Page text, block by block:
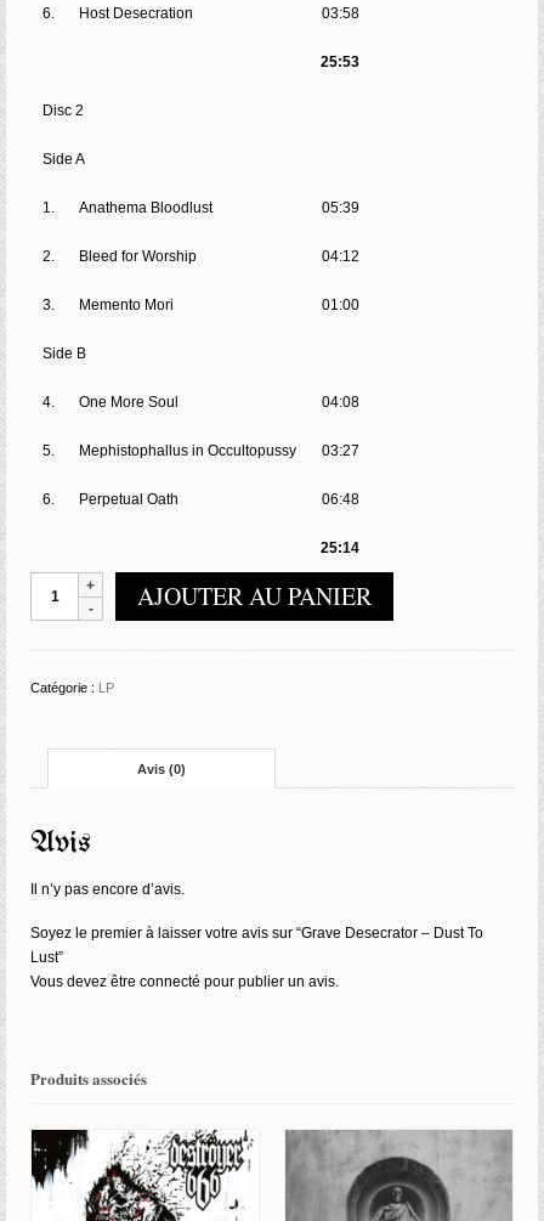
6. Host Desecration 03:58
25:53
Disc 2
Side A
1. Anathema Bloodlust 05:39
2. Bleed for Worship 04:12
3. Memento Mori 01:00
Side B
4. One More Soul 04:08
5. Mephistophallus in Occultopussy 03:27
6. Perpetual Oath 06:48
25:14
-
Lust
AJOUTER AU PANIER
Catégorie : LP
Avis (0)
Avis
Il n’y pas encore d’avis.
Soyez le premier à laisser votre avis sur “Grave Desecrator – Dust To
Lust”
Vous devez être connecté pour publier un avis.
Produits associés